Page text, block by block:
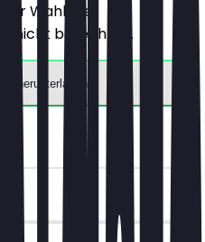
Wahl, die
nicht berechnet.
herunterladen